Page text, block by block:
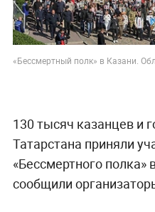
«Бессмертный полк» в Казани.
130 тысяч казанцев и
Татарстана приняли
«Бессмертного
сообщили